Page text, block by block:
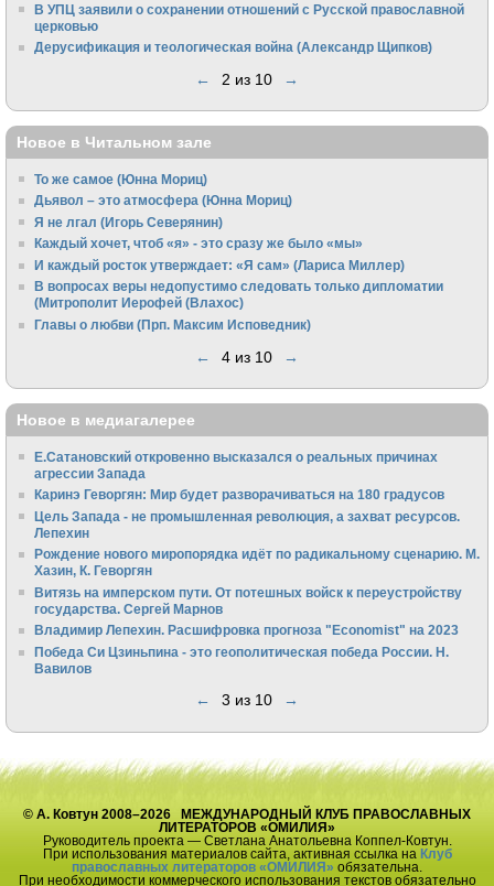
В УПЦ заявили о сохранении отношений с Русской православной
церковью
Дерусификация и теологическая война (Александр Щипков)
← 2 из 10 →
Новое в Читальном зале
То же самое (Юнна Мориц)
Дьявол – это атмосфера (Юнна Мориц)
Я не лгал (Игорь Северянин)
Каждый хочет, чтоб «я» - это сразу же было «мы»
И каждый росток утверждает: «Я сам» (Лариса Миллер)
В вопросах веры недопустимо следовать только дипломатии
(Митрополит Иерофей (Влахос)
Главы о любви (Прп. Максим Исповедник)
← 4 из 10 →
Новое в медиагалерее
Е.Сатановский откровенно высказался о реальных причинах
агрессии Запада
Каринэ Геворгян: Мир будет разворачиваться на 180 градусов
Цель Запада - не промышленная революция, а захват ресурсов.
Лепехин
Рождение нового миропорядка идёт по радикальному сценарию. М.
Хазин, К. Геворгян
Витязь на имперском пути. От потешных войск к переустройству
государства. Сергей Марнов
Владимир Лепехин. Расшифровка прогноза "Economist" на 2023
Победа Си Цзиньпина - это геополитическая победа России. Н.
Вавилов
← 3 из 10 →
© А. Ковтун 2008–2026 МЕЖДУНАРОДНЫЙ КЛУБ ПРАВОСЛАВНЫХ
ЛИТЕРАТОРОВ «ОМИЛИЯ»
Руководитель проекта — Светлана Анатольевна Коппел-Ковтун.
При использования материалов сайта, активная ссылка на Клуб
православных литераторов «ОМИЛИЯ» обязательна.
При необходимости коммерческого использования текстов обязательно